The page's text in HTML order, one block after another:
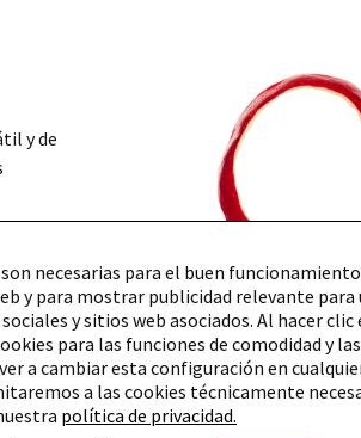
y de
se
el
cerca
necesarias para el buen
y para mostrar publicidad relevante para
y sitios web asociados. Al hacer
para las funciones de comodidad y
a cambiar esta configuración en
a las cookies técnicamente
política de privacidad.